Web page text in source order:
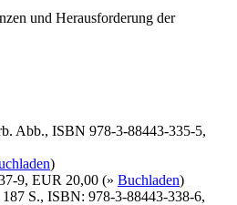
und Herausforderung der
Abb., ISBN 978-3-88443-335-5,
)
9, EUR 20,00 (» Buchladen)
S., ISBN: 978-3-88443-338-6,